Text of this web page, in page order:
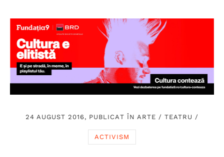
24 AUGUST 2016, PUBLICAT ÎN ARTE /TEATRU /
ACTIVISM